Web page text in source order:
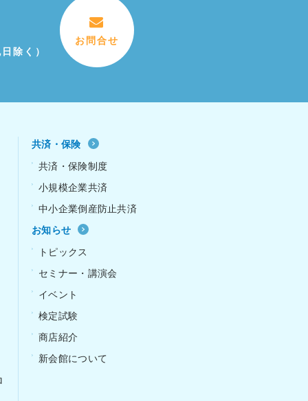
除く）
お問合せ
共済・保険
共済・保険制度
小規模企業共済
中小企業倒産防止共済
お知らせ
トピックス
セミナー・講演会
イベント
検定試験
商店紹介
新会館について